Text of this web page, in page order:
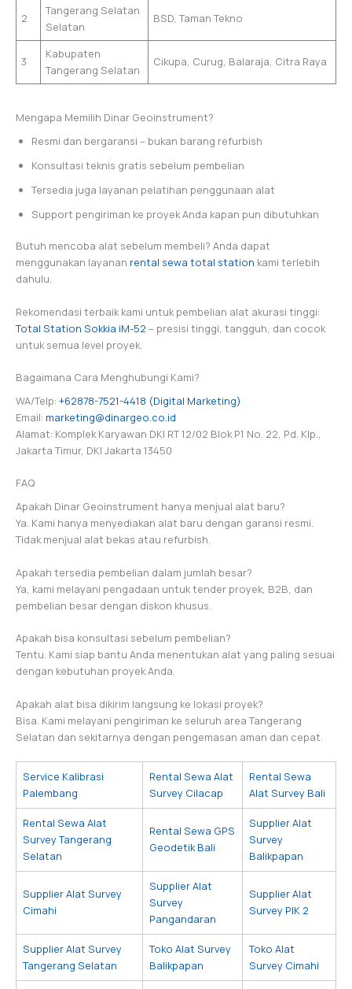
2
Tangerang Selatan
Selatan
BSD, Taman Tekno
3
Kabupaten
Tangerang Selatan
Cikupa, Curug, Balaraja, Citra Raya
Mengapa Memilih Dinar Geoinstrument?
Resmi dan bergaransi – bukan barang refurbish
Konsultasi teknis gratis sebelum pembelian
Tersedia juga layanan pelatihan penggunaan alat
Support pengiriman ke proyek Anda kapan pun dibutuhkan
Butuh mencoba alat sebelum membeli? Anda dapat
menggunakan layanan rental sewa total station kami terlebih
dahulu.
Rekomendasi terbaik kami untuk pembelian alat akurasi tinggi:
Total Station Sokkia iM-52 – presisi tinggi, tangguh, dan cocok
untuk semua level proyek.
Bagaimana Cara Menghubungi Kami?
WA/Telp: +62878-7521-4418 (Digital Marketing)
Email: marketing@dinargeo.co.id
Alamat: Komplek Karyawan DKI RT 12/02 Blok P1 No. 22, Pd. Klp.,
Jakarta Timur, DKI Jakarta 13450
FAQ
Apakah Dinar Geoinstrument hanya menjual alat baru?
Ya. Kami hanya menyediakan alat baru dengan garansi resmi.
Tidak menjual alat bekas atau refurbish.
Apakah tersedia pembelian dalam jumlah besar?
Ya, kami melayani pengadaan untuk tender proyek, B2B, dan
pembelian besar dengan diskon khusus.
Apakah bisa konsultasi sebelum pembelian?
Tentu. Kami siap bantu Anda menentukan alat yang paling sesuai
dengan kebutuhan proyek Anda.
Apakah alat bisa dikirim langsung ke lokasi proyek?
Bisa. Kami melayani pengiriman ke seluruh area Tangerang
Selatan dan sekitarnya dengan pengemasan aman dan cepat.
Service Kalibrasi
Palembang
Rental Sewa Alat
Survey Cilacap
Rental Sewa
Alat Survey Bali
Rental Sewa Alat
Survey Tangerang
Selatan
Rental Sewa GPS
Geodetik Bali
Supplier Alat
Survey
Balikpapan
Supplier Alat Survey
Cimahi
Supplier Alat
Survey
Pangandaran
Supplier Alat
Survey PIK 2
Supplier Alat Survey
Tangerang Selatan
Toko Alat Survey
Balikpapan
Toko Alat
Survey Cimahi